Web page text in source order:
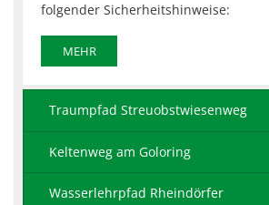
folgender Sicherheitshinweise:
MEHR
Traumpfad Streuobstwiesenweg
Keltenweg am Goloring
Wasserlehrpfad Rheindörfer